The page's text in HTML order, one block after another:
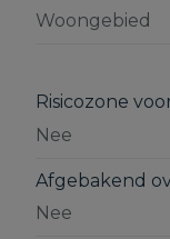
Woongebied
Risicozone
Nee
Afgebakend
Nee